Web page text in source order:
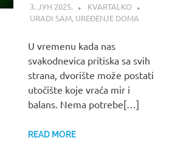
3. ЈУН 2025.
KVARTALKO
URADI SAM, UREĐENJE DOMA
U vremenu kada nas
svakodnevica pritiska sa svih
strana, dvorište može postati
utočište koje vraća mir i
balans. Nema potrebe[…]
READ MORE